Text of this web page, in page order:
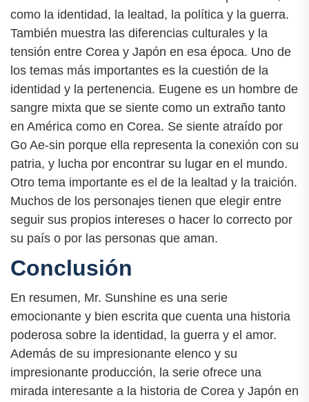
como la identidad, la lealtad, la política y la guerra.
También muestra las diferencias culturales y la
tensión entre Corea y Japón en esa época. Uno de
los temas más importantes es la cuestión de la
identidad y la pertenencia. Eugene es un hombre de
sangre mixta que se siente como un extraño tanto
en América como en Corea. Se siente atraído por
Go Ae-sin porque ella representa la conexión con su
patria, y lucha por encontrar su lugar en el mundo.
Otro tema importante es el de la lealtad y la traición.
Muchos de los personajes tienen que elegir entre
seguir sus propios intereses o hacer lo correcto por
su país o por las personas que aman.
Conclusión
En resumen, Mr. Sunshine es una serie
emocionante y bien escrita que cuenta una historia
poderosa sobre la identidad, la guerra y el amor.
Además de su impresionante elenco y su
impresionante producción, la serie ofrece una
mirada interesante a la historia de Corea y Japón en